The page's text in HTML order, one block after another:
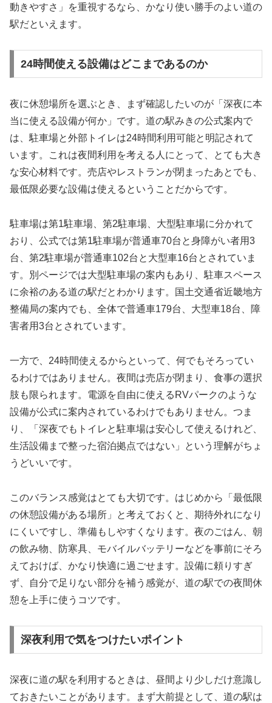
動きやすさ」を重視するなら、かなり使い勝手のよい道の
駅だといえます。
24時間使える設備はどこまであるのか
夜に休憩場所を選ぶとき、まず確認したいのが「深夜に本
当に使える設備が何か」です。道の駅みきの公式案内で
は、駐車場と外部トイレは24時間利用可能と明記されて
います。これは夜間利用を考える人にとって、とても大き
な安心材料です。売店やレストランが閉まったあとでも、
最低限必要な設備は使えるということだからです。
駐車場は第1駐車場、第2駐車場、大型駐車場に分かれて
おり、公式では第1駐車場が普通車70台と身障がい者用3
台、第2駐車場が普通車102台と大型車16台とされていま
す。別ページでは大型駐車場の案内もあり、駐車スペース
に余裕のある道の駅だとわかります。国土交通省近畿地方
整備局の案内でも、全体で普通車179台、大型車18台、障
害者用3台とされています。
一方で、24時間使えるからといって、何でもそろってい
るわけではありません。夜間は売店が閉まり、食事の選択
肢も限られます。電源を自由に使えるRVパークのような
設備が公式に案内されているわけでもありません。つま
り、「深夜でもトイレと駐車場は安心して使えるけれど、
生活設備まで整った宿泊拠点ではない」という理解がちょ
うどいいです。
このバランス感覚はとても大切です。はじめから「最低限
の休憩設備がある場所」と考えておくと、期待外れになり
にくいですし、準備もしやすくなります。夜のごはん、朝
の飲み物、防寒具、モバイルバッテリーなどを事前にそろ
えておけば、かなり快適に過ごせます。設備に頼りすぎ
ず、自分で足りない部分を補う感覚が、道の駅での夜間休
憩を上手に使うコツです。
深夜利用で気をつけたいポイント
深夜に道の駅を利用するときは、昼間より少しだけ意識し
ておきたいことがあります。まず大前提として、道の駅は